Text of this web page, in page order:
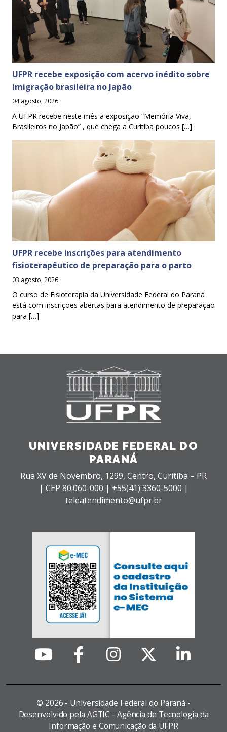
UFPR recebe exposição com acervo inédito sobre
imigração brasileira no Japão
04 agosto, 2026
A UFPR recebe neste mês a exposição “Memória Viva,
Brasileiros no Japão” , que chega a Curitiba poucos […]
UFPR recebe inscrições para atendimento
fisioterapêutico de preparação para o parto
03 agosto, 2026
O curso de Fisioterapia da Universidade Federal do Paraná
está com inscrições abertas para atendimento de preparação
para […]
UNIVERSIDADE FEDERAL DO
PARANÁ
Rua XV de Novembro, 1299, Centro, Curitiba – PR
| CEP 80.060-000 | +55(41) 3360-5000 |
teleatendimento@ufpr.br
© 2026 - Universidade Federal do Paraná -
Desenvolvido pela AGTIC - Agência de Tecnologia da
Informação e Comunicação da UFPR